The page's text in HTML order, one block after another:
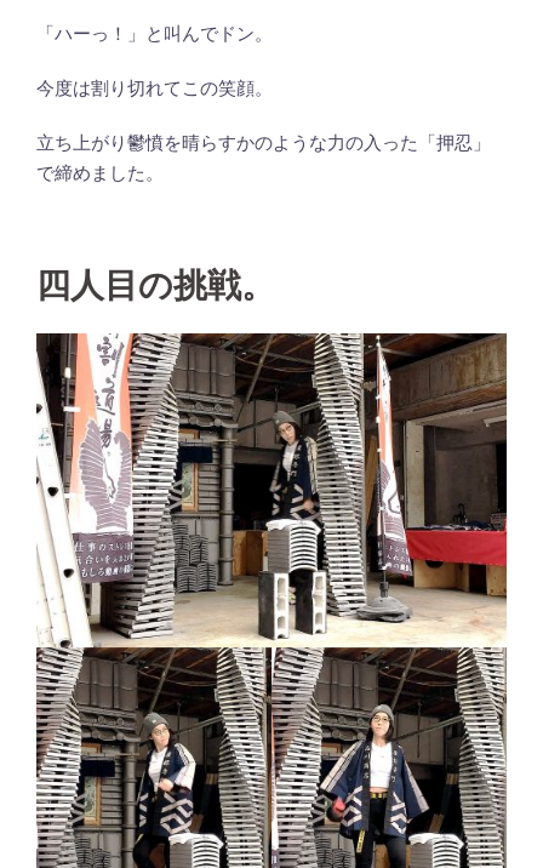
「ハーっ！」と叫んでドン。
今度は割り切れてこの笑顔。
立ち上がり鬱憤を晴らすかのような力の入った「押忍」
で締めました。
四人目の挑戦。